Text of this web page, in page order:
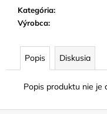
Kategória:
Výrobca:
Popis Diskusia
Popis produktu nie je
NA
ALT
3,90